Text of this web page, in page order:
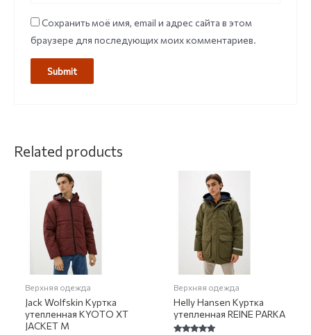
Сохранить моё имя, email и адрес сайта в этом
браузере для последующих моих комментариев.
Related products
Верхняя одежда
Jack Wolfskin Куртка
утепленная KYOTO XT
JACKET M
Верхняя одежда
Helly Hansen Куртка
утепленная REINE PARKA